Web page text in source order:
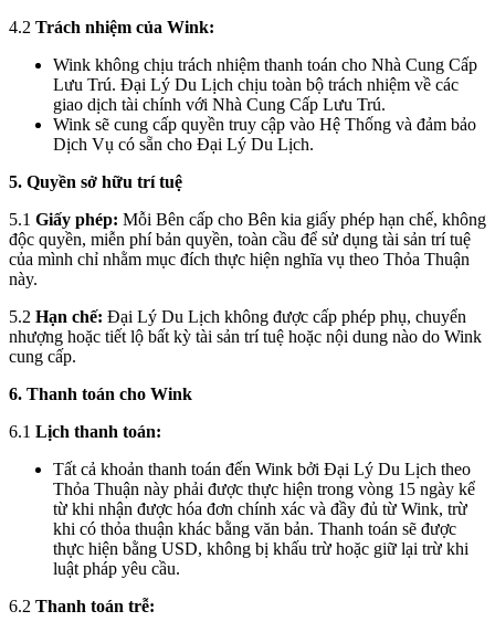
4.2 Trách nhiệm của Wink:
Wink không chịu trách nhiệm thanh toán cho Nhà Cung Cấp
Lưu Trú. Đại Lý Du Lịch chịu toàn bộ trách nhiệm về các
giao dịch tài chính với Nhà Cung Cấp Lưu Trú.
Wink sẽ cung cấp quyền truy cập vào Hệ Thống và đảm bảo
Dịch Vụ có sẵn cho Đại Lý Du Lịch.
5. Quyền sở hữu trí tuệ
5.1 Giấy phép: Mỗi Bên cấp cho Bên kia giấy phép hạn chế, không
độc quyền, miễn phí bản quyền, toàn cầu để sử dụng tài sản trí tuệ
của mình chỉ nhằm mục đích thực hiện nghĩa vụ theo Thỏa Thuận
này.
5.2 Hạn chế: Đại Lý Du Lịch không được cấp phép phụ, chuyển
nhượng hoặc tiết lộ bất kỳ tài sản trí tuệ hoặc nội dung nào do Wink
cung cấp.
6. Thanh toán cho Wink
6.1 Lịch thanh toán:
Tất cả khoản thanh toán đến Wink bởi Đại Lý Du Lịch theo
Thỏa Thuận này phải được thực hiện trong vòng 15 ngày kể
từ khi nhận được hóa đơn chính xác và đầy đủ từ Wink, trừ
khi có thỏa thuận khác bằng văn bản. Thanh toán sẽ được
thực hiện bằng USD, không bị khấu trừ hoặc giữ lại trừ khi
luật pháp yêu cầu.
6.2 Thanh toán trễ: